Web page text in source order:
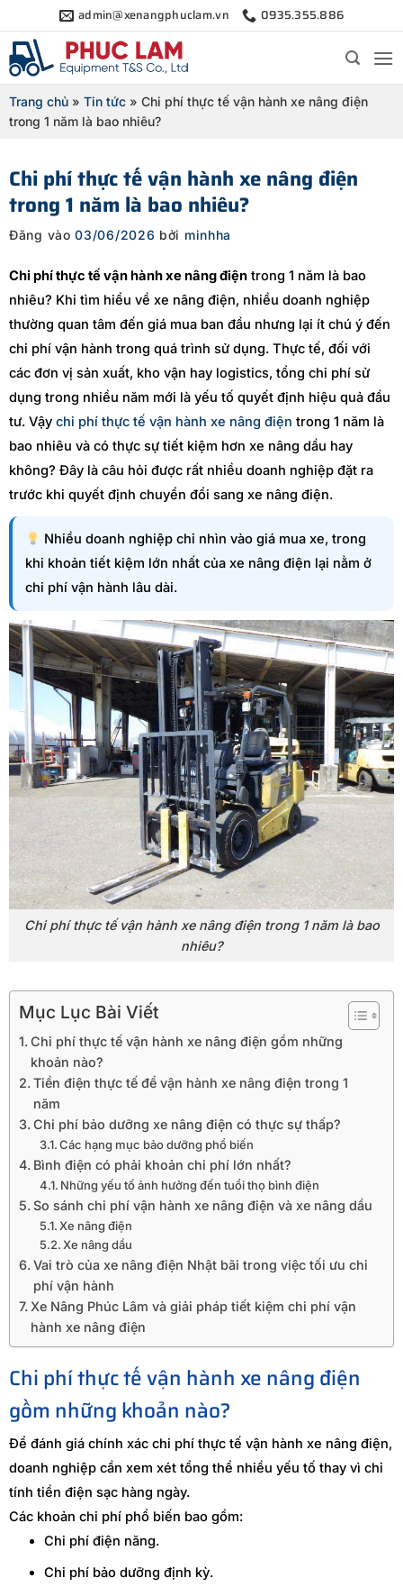
qua
nội
dung
admin@xenangphuclam.vn 0935.355.886
Trang chủ » Tin tức » Chi phí thực tế vận hành xe nâng điện
trong 1 năm là bao nhiêu?
Chi phí thực tế vận hành xe nâng điện
trong 1 năm là bao nhiêu?
Đăng vào03/06/2026 bởi minhha
Chi phí thực tế vận hành xe nâng điện trong 1 năm là bao
nhiêu? Khi tìm hiểu về xe nâng điện, nhiều doanh nghiệp
thường quan tâm đến giá mua ban đầu nhưng lại ít chú ý đến
chi phí vận hành trong quá trình sử dụng. Thực tế, đối với
các đơn vị sản xuất, kho vận hay logistics, tổng chi phí sử
dụng trong nhiều năm mới là yếu tố quyết định hiệu quả đầu
tư. Vậy chi phí thực tế vận hành xe nâng điện trong 1 năm là
bao nhiêu và có thực sự tiết kiệm hơn xe nâng dầu hay
không? Đây là câu hỏi được rất nhiều doanh nghiệp đặt ra
trước khi quyết định chuyển đổi sang xe nâng điện.
Nhiều doanh nghiệp chỉ nhìn vào giá mua xe, trong
khi khoản tiết kiệm lớn nhất của xe nâng điện lại nằm ở
chi phí vận hành lâu dài.
Chi phí thực tế vận hành xe nâng điện trong 1 năm là bao
nhiêu?
Mục Lục Bài Viết
Chi phí thực tế vận hành xe nâng điện gồm những
khoản nào?
Tiền điện thực tế để vận hành xe nâng điện trong 1
năm
Chi phí bảo dưỡng xe nâng điện có thực sự thấp?
Các hạng mục bảo dưỡng phổ biến
Bình điện có phải khoản chi phí lớn nhất?
Những yếu tố ảnh hưởng đến tuổi thọ bình điện
So sánh chi phí vận hành xe nâng điện và xe nâng dầu
Xe nâng điện
Xe nâng dầu
Vai trò của xe nâng điện Nhật bãi trong việc tối ưu chi
phí vận hành
Xe Nâng Phúc Lâm và giải pháp tiết kiệm chi phí vận
hành xe nâng điện
Chi phí thực tế vận hành xe nâng điện
gồm những khoản nào?
Để đánh giá chính xác chi phí thực tế vận hành xe nâng điện,
doanh nghiệp cần xem xét tổng thể nhiều yếu tố thay vì chỉ
tính tiền điện sạc hàng ngày.
Các khoản chi phí phổ biến bao gồm:
Chi phí điện năng.
Chi phí bảo dưỡng định kỳ.